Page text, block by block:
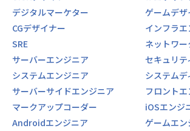
デジタルマーケター
ゲームデザ
CGデザイナー
インフラ
SRE
ネットワ
サーバーエンジニア
セキュリテ
システムエンジニア
システムデ
サーバーサイドエンジニア
フロント
マークアップコーダー
iOSエンジ
Androidエンジニア
ゲームエン